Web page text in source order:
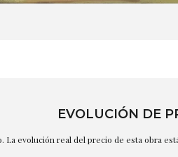
EVOLUCIÓN DE
La evolución real del precio de esta obra